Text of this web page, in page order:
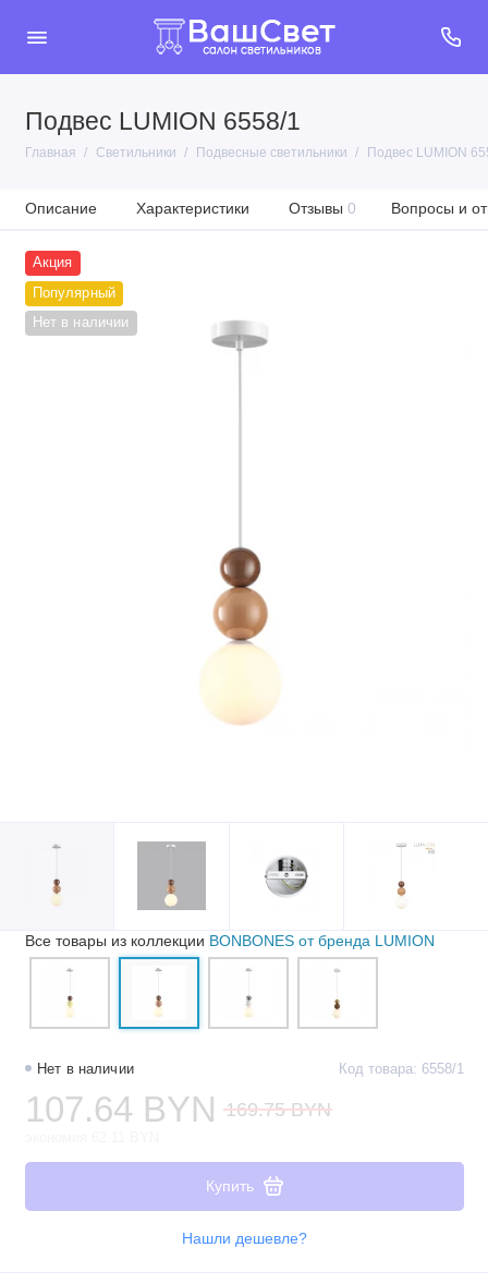
Подвес LUMION 6558/1
Главная Светильники Подвесные светильники Подвес LUMION
Описание Характеристики Отзывы 0 Вопросы и
Акция
Популярный
Нет в наличии
Нет в наличии Код товара: 6558/1
107.64 BYN 169.75 BYN
Купить
Нашли дешевле?
Все товары из коллекции BONBONES от бренда LUMION